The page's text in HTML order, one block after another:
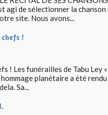
agi de sélectionner la
site. Nous avons...
!
! Les funérailles de Tabu Ley
planétaire a été
Sa...